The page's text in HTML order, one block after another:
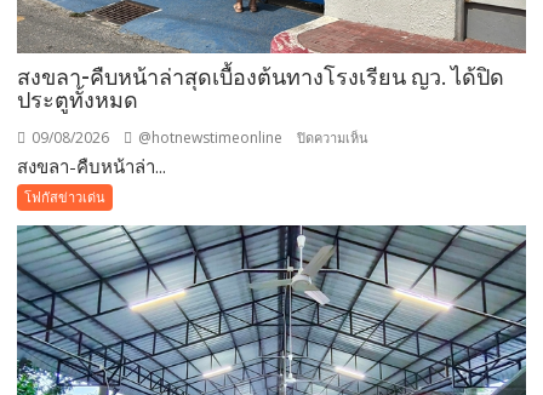
สงขลา-คืบหน้าล่าสุดเบื้องต้นทางโรงเรียน ญว. ได้ปิด
ประตูทั้งหมด
09/08/2026 @hotnewstimeonline ปิดความเห็น
ล่าสุด
เบื้อง
ต้นทาง
โรงเรียน
ญว.
ได้
สงขลา-คืบหน้าล่า...
โฟกัสข่าวเด่น